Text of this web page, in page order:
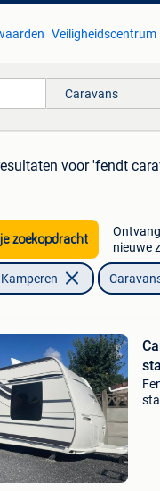
Veiligheidscentrum
Caravans
voor 'fendt
zoekopdracht
nieuwe